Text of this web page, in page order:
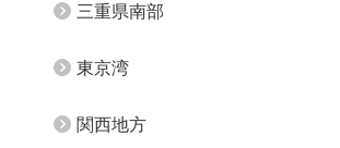
三重県南部
東京湾
関西地方